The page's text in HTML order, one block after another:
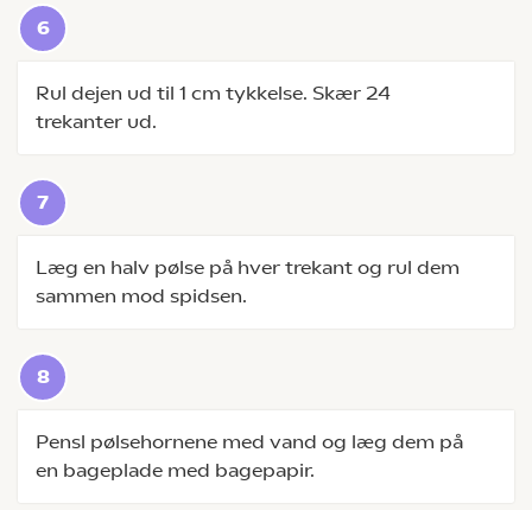
Rul dejen ud til 1 cm tykkelse. Skær 24
trekanter ud.
Læg en halv pølse på hver trekant og rul dem
sammen mod spidsen.
Pensl pølsehornene med vand og læg dem på
en bageplade med bagepapir.